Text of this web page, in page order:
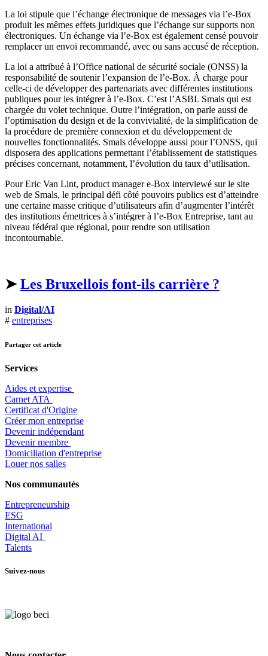
La loi stipule que l’échange électronique de messages via l’e-Box
produit les mêmes effets juridiques que l’échange sur supports non
électroniques. Un échange via l’e-Box est également censé pouvoir
remplacer un envoi recommandé, avec ou sans accusé de réception.
La loi a attribué à l’Office national de sécurité sociale (ONSS) la
responsabilité de soutenir l’expansion de l’e-Box. À charge pour
celle-ci de développerdes partenariats avec différentes institutions
publiques pour les intégrer à l’e-Box. C’est l’ASBL Smals qui est
chargée du volet technique. Outre l’intégration, on parle aussi de
l’optimisation du design et de la convivialité, de la simplification de
la procédure de première connexion et du développement de
nouvelles fonctionnalités. Smals développe aussi pour l’ONSS, qui
disposera des applications permettant l’établissement de statistiques
précises concernant, notamment, l’évolution du taux d’utilisation.
Pour Eric Van Lint, product manager e-Box interviewé sur le site
web de Smals, le principal défi côté pouvoirs publics est d’atteindre
une certaine masse critique d’utilisateurs afin d’augmenter l’intérêt
des institutions émettrices à s’intégrer à l’e-Box Entreprise, tant au
niveau fédéral que régional, pour rendre son utilisation
incontournable.
➤Les Bruxellois font-ils carrière ?
in Digital/AI
# entreprises
Partager cet article
Services
Aides et expertise
​Carnet ATA
Certificat d'Origine
Créer mon entreprise
Devenir indépendant
Devenir membre
​Domiciliation d'entreprise
Louer nos salles
Nos communautés
Entrepreneurship
ESG
International
Digital AI
Talents
Suivez-nous